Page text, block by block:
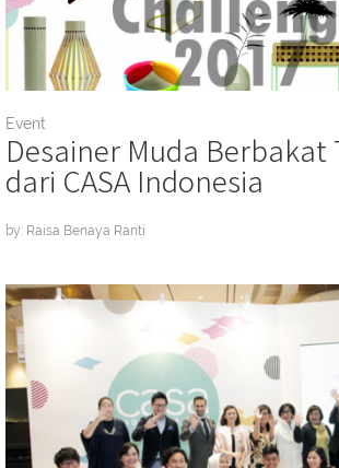
Event
Desainer Muda Berbakat
dari CASA Indonesia
by: Raisa Benaya Ranti